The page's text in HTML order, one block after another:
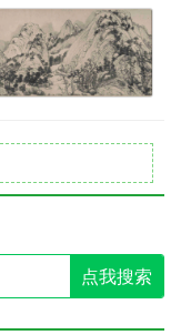
点我搜索